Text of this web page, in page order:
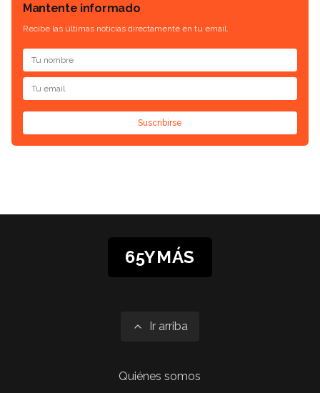
Mantente informado
Recibe las últimas noticias directamente en tu email.
Suscribirse
65YMÁS
Ir arriba
Quiénes somos